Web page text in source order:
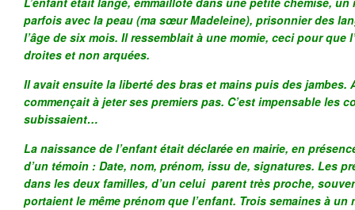
parfois avec la peau (ma sœur Madeleine), prisonnier des
l’âge de six mois. Il ressemblait à une momie, ceci pour que
droites et non arquées.
Il avait ensuite la liberté des bras et mains puis des jambes.
commençait à jeter ses premiers pas. C’est impensable les
subissaient…
La naissance de l’enfant était déclarée en mairie, en
d’un témoin : Date, nom, prénom, issu de, signatures. Les
dans les deux familles, d’un celui parent très proche,
portaient le même prénom que l’enfant. Trois semaines à un